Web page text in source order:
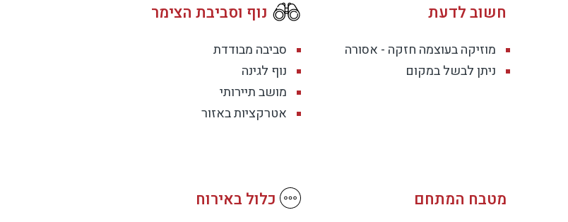
חשוב לדעת
מוזיקה בעוצמה חזקה - אסורה
ניתן לבשל במקום
נוף וסביבת הצימר
סביבה מבודדת
נוף לגינה
מושב תיירותי
אטרקציות באזור
מטבח המתחם כלול באירוח